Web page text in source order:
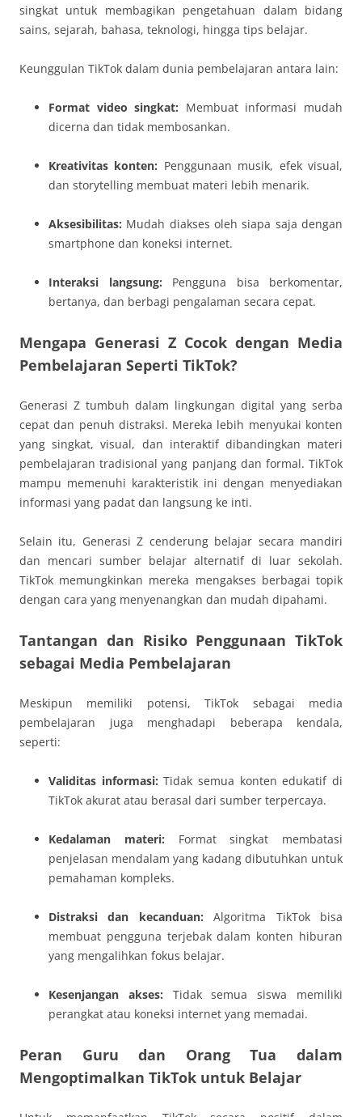
singkat untuk membagikan pengetahuan dalam bidang
sains, sejarah, bahasa, teknologi, hingga tips belajar.
Keunggulan TikTok dalam dunia pembelajaran antara lain:
Format video singkat: Membuat informasi mudah
dicerna dan tidak membosankan.
Kreativitas konten: Penggunaan musik, efek visual,
dan storytelling membuat materi lebih menarik.
Aksesibilitas: Mudah diakses oleh siapa saja dengan
smartphone dan koneksi internet.
Interaksi langsung: Pengguna bisa berkomentar,
bertanya, dan berbagi pengalaman secara cepat.
Mengapa Generasi Z Cocok dengan Media
Pembelajaran Seperti TikTok?
Generasi Z tumbuh dalam lingkungan digital yang serba
cepat dan penuh distraksi. Mereka lebih menyukai konten
yang singkat, visual, dan interaktif dibandingkan materi
pembelajaran tradisional yang panjang dan formal. TikTok
mampu memenuhi karakteristik ini dengan menyediakan
informasi yang padat dan langsung ke inti.
Selain itu, Generasi Z cenderung belajar secara mandiri
dan mencari sumber belajar alternatif di luar sekolah.
TikTok memungkinkan mereka mengakses berbagai topik
dengan cara yang menyenangkan dan mudah dipahami.
Tantangan dan Risiko Penggunaan TikTok
sebagai Media Pembelajaran
Meskipun memiliki potensi, TikTok sebagai media
pembelajaran juga menghadapi beberapa kendala,
seperti:
Validitas informasi: Tidak semua konten edukatif di
TikTok akurat atau berasal dari sumber terpercaya.
Kedalaman materi: Format singkat membatasi
penjelasan mendalam yang kadang dibutuhkan untuk
pemahaman kompleks.
Distraksi dan kecanduan: Algoritma TikTok bisa
membuat pengguna terjebak dalam konten hiburan
yang mengalihkan fokus belajar.
Kesenjangan akses: Tidak semua siswa memiliki
perangkat atau koneksi internet yang memadai.
Peran Guru dan Orang Tua dalam
Mengoptimalkan TikTok untuk Belajar